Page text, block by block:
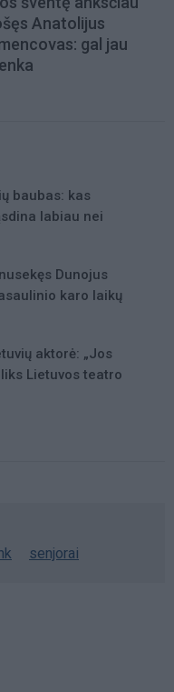
Anatolijus
gal jau
baubas: kas
labiau nei
Dunojus
karo laikų
aktorė: „Jos
Lietuvos teatro
senjorai